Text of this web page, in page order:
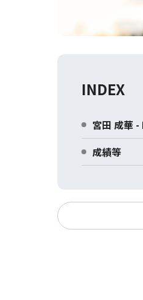
INDEX
宮田 成華
成績等